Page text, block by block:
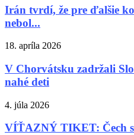
Irán tvrdí, že pre ďalšie
nebol...
18. apríla 2026
V Chorvátsku zadržali
nahé deti
4. júla 2026
VÍŤAZNÝ TIKET: Čech